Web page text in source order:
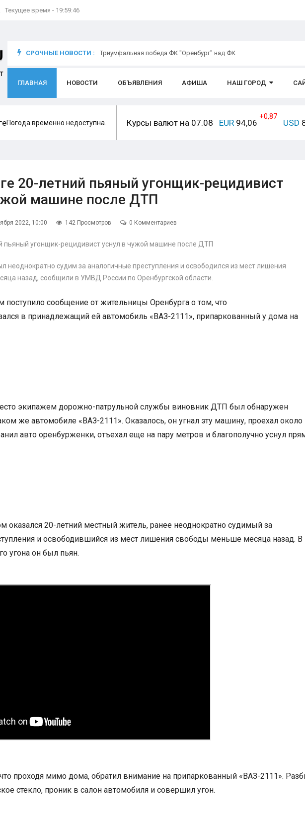
Текущее время - 19:59:47
СРОЧНЫЕ НОВОСТИ : Триумфальная победа ФК "Оренбург" над ФК
ГЛАВНАЯ НОВОСТИ ОБЪЯВЛЕНИЯ АФИША НАШ ГОРОД
Погода временно недоступна. Курсы валют на 07.08 EUR 94,06
+0,87
USD
20-летний пьяный угонщик-рецидивист
машине после ДТП
2022, 10:00 142 Просмотров 0 Комментариев
неоднократно судим за аналогичные преступления и освободился из мест лишения
назад, сообщили в УМВД России по Оренбургской области.
поступило сообщение от жительницы Оренбурга о том, что
в принадлежащий ей автомобиль «ВАЗ-2111», припаркованный у дома на
экипажем дорожно-патрульной службы виновник ДТП был обнаружен
же автомобиле «ВАЗ-2111». Оказалось, он угнал эту машину, проехал около
авто оренбурженки, отъехал еще на пару метров и благополучно уснул
20-летний местный житель, ранее неоднократно судимый за
и освободившийся из мест лишения свободы меньше месяца назад. В
угона он был пьян.
проходя мимо дома, обратил внимание на припаркованный «ВАЗ-2111».
стекло, проник в салон автомобиля и совершил угон.